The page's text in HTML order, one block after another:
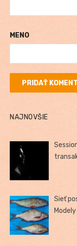
MENO
NAJNOVŠIE
Sieť